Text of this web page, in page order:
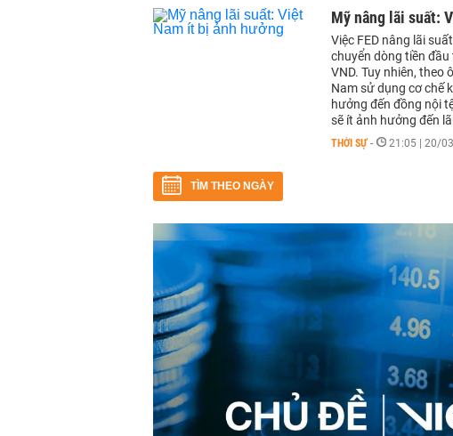
Mỹ nâng lãi suất:
Việc FED nâng lãi
chuyển dòng tiền
VND. Tuy nhiên, theo
Nam sử dụng cơ chế
hưởng đến đồng nội
sẽ ít ảnh hưởng đến
THỜI SỰ - 21:05 | 20/
TÌM THEO NGÀY